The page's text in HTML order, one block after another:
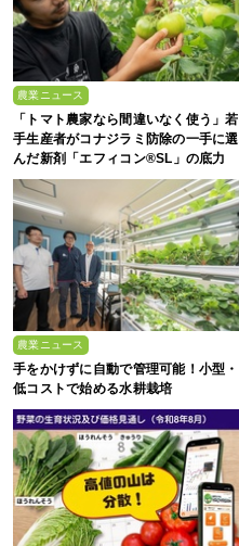
農業ニュース
「トマト農家なら間違いなく使う」若
手生産者がコナジラミ防除の一手に選
んだ新剤「エフィコン®SL」の底力
農業ニュース
手をかけずに自動で管理可能！小型・
低コストで始める水耕栽培